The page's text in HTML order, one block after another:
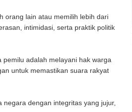
orang lain atau memilih lebih dari
intimidasi, serta praktik politik
adalah melayani hak warga
untuk memastikan suara rakyat
negara dengan integritas yang jujur,